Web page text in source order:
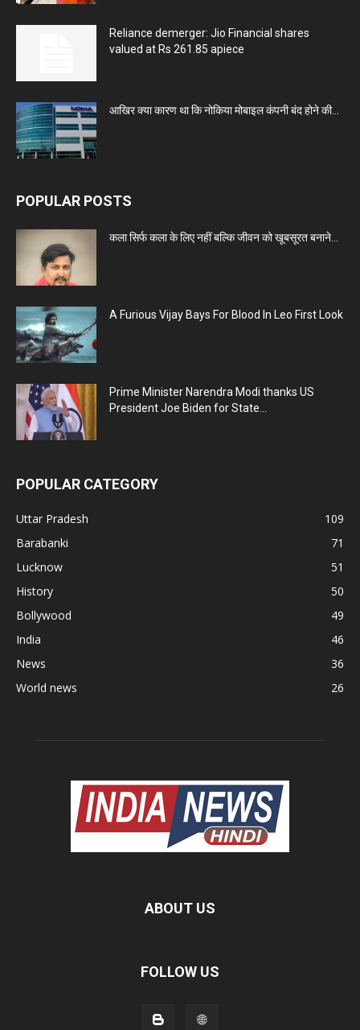
Reliance demerger: Jio Financial shares
valued at Rs 261.85 apiece
आखिर क्या कारण था कि नोकिया मोबाइल कंपनी बंद होने की...
POPULAR POSTS
कला सिर्फ कला के लिए नहीं बल्कि जीवन को खूबसूरत बनाने...
A Furious Vijay Bays For Blood In Leo First Look
Prime Minister Narendra Modi thanks US
President Joe Biden for State...
POPULAR CATEGORY
Uttar Pradesh
109
Barabanki
71
Lucknow
51
History
50
Bollywood
49
India
46
News
36
World news
26
ABOUT US
FOLLOW US